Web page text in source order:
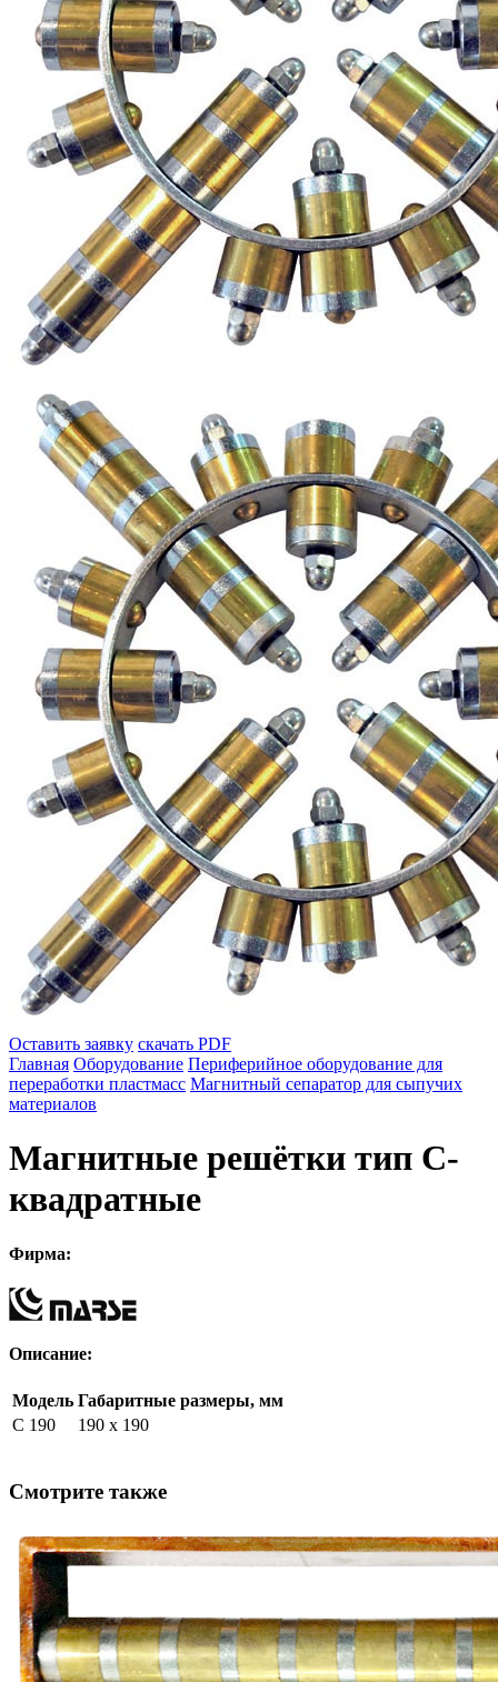
Оставить заявку скачать PDF
Главная Оборудование Периферийное оборудование для
переработки пластмасс Магнитный сепаратор для сыпучих
материалов
Магнитные решётки тип C-
квадратные
Фирма:
Описание:
Модель Габаритные размеры, мм
C 190
190 х 190
Смотрите также